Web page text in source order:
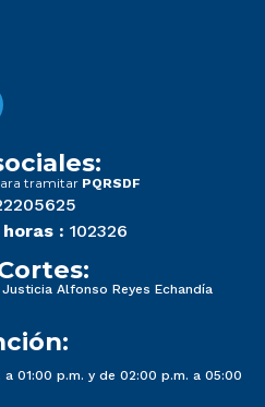
tramitar PQRSDF
: 102326
Alfonso Reyes Echandía
01:00 p.m. y de 02:00 p.m. a 05:00